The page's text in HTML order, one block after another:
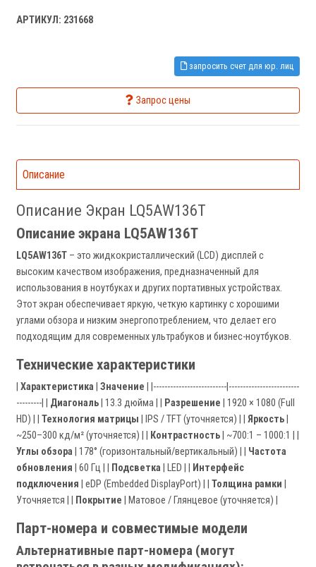
АРТИКУЛ: 231668
запросить счет для юр. лиц
Запрос цены
Описание
Описание Экран LQ5AW136T
Описание экрана LQ5AW136T
LQ5AW136T – это жидкокристаллический (LCD) дисплей с
высоким качеством изображения, предназначенный для
использования в ноутбуках и других портативных устройствах.
Этот экран обеспечивает яркую, четкую картинку с хорошими
углами обзора и низким энергопотреблением, что делает его
подходящим для современных ультрабуков и бизнес-ноутбуков.
Технические характеристики
Характеристика Значение | |--------------------------|-------------------------
---------| | Диагональ | 13.3 дюйма | | Разрешение | 1920 × 1080 (Full
HD) | | Технология матрицы | IPS / TFT (уточняется) | | Яркость
~250–300 кд/м² (уточняется) | |
Контрастность | ~700:1 – 1000:1 | |
Углы обзора | 178° (горизонтальный/вертикальный) | | Частота
обновления | 60 Гц | | Подсветка | LED | |
Интерфейс
подключения | eDP (Embedded DisplayPort) | | Толщина рамки
Уточняется | |
Покрытие | Матовое / Глянцевое (уточняется) |
Парт-номера и совместимые модели
Альтернативные парт-номера (могут